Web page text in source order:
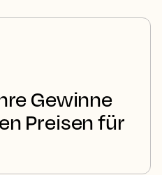
Gewinne
Preisen für